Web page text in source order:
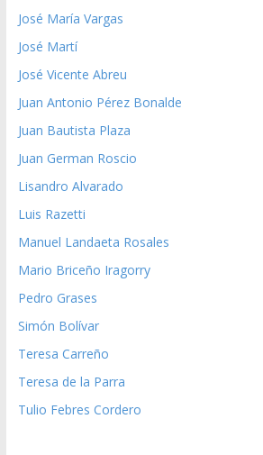
José María Vargas
José Martí
José Vicente Abreu
Juan Antonio Pérez Bonalde
Juan Bautista Plaza
Juan German Roscio
Lisandro Alvarado
Luis Razetti
Manuel Landaeta Rosales
Mario Briceño Iragorry
Pedro Grases
Simón Bolívar
Teresa Carreño
Teresa de la Parra
Tulio Febres Cordero